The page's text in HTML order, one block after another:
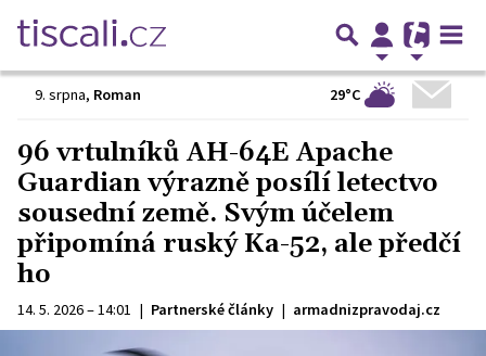
9. srpna, Roman 29°C
96 vrtulníků AH-64E Apache
Guardian výrazně posílí letectvo
sousední země. Svým účelem
připomíná ruský Ka-52, ale předčí
ho
14. 5. 2026 – 14:01 | Partnerské články | armadnizpravodaj.cz